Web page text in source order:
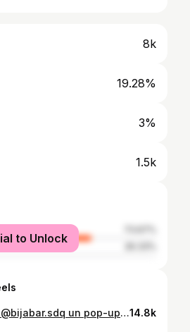
8k
19.28%
3%
1.5k
to Unlock
Anoche estuve en @bijabar.sdq un pop-up bar que toma lugar durante el @mecaartfair y reúne a chefs increíbles como: Hugo Durán @humoduran Olivier Bur @olivierbur Carla y Guglielmo de @ottantottostudio La directora de la orquesta del menú de anoche fue la extraordinaria Ruth Aquino de @thetipsyblacksheep. Bija cierra este domingo 24 con un brunch imperdible: Cocina inspirada por las influencias dominicana, japonesa y peruana. A cargo de Any Yamasato ‍@anyyamasatof De 12 a 5pm ⏰. Reserva ya y no te pierdas esta experiencia única contactando vía DM. @bijabar.sdq #bijabarsdq #bija #SantoDomingo #mecaartfair14.8k